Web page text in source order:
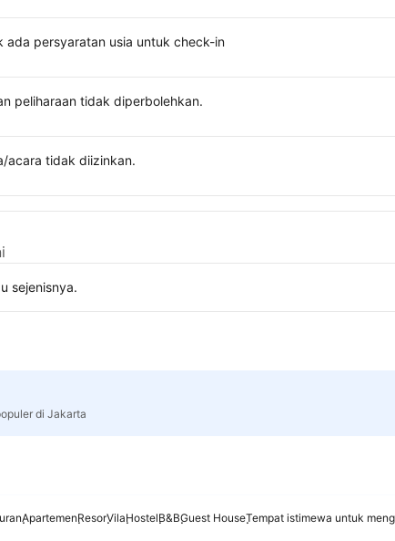
ada persyaratan usia untuk check-in
peliharaan tidak diperbolehkan.
acara tidak diizinkan.
sejenisnya.
di Jakarta
ApartemenResorVilaHostelB&BGuest HouseTempat istimewa untuk